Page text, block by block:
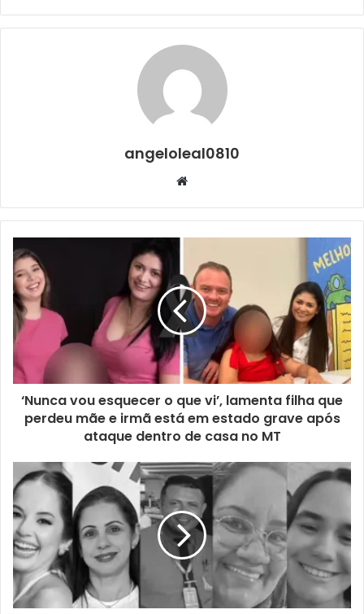
angeloleal0810
Website
‘Nunca vou esquecer o que vi’, lamenta filha que
perdeu mãe e irmã está em estado grave após
ataque dentro de casa no MT